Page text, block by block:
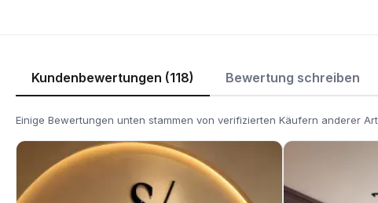
Kundenbewertungen (118) Bewertung schreiben
Einige Bewertungen unten stammen von verifizierten Käufern anderer